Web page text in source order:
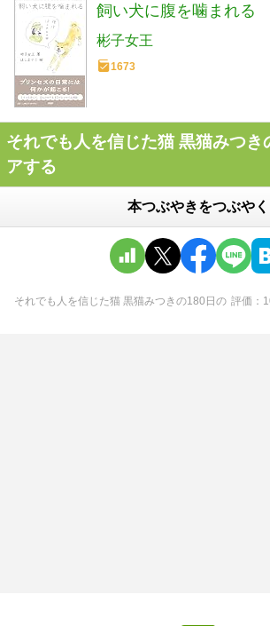
飼い犬に腹を噛まれる
彬子女王
1673
それでも人を信じた猫 黒猫みつき
アする
本つぶやきをつぶやく
それでも人を信じた猫 黒猫みつきの180日の 評価